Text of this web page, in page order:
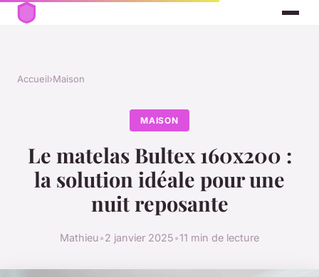
Accueil›Maison
MAISON
Le matelas Bultex 160x200 :
la solution idéale pour une
nuit reposante
Mathieu•2 janvier 2025•11 min de lecture